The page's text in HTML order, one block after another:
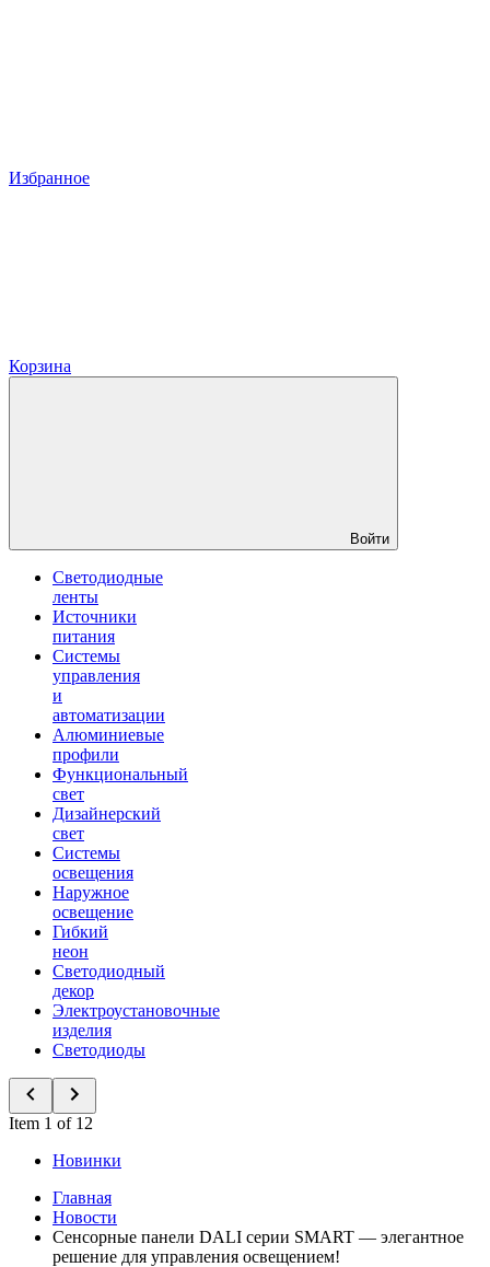
Избранное
Корзина
Войти
Светодиодные
ленты
Источники
питания
Системы
управления
и
автоматизации
Алюминиевые
профили
Функциональный
свет
Дизайнерский
свет
Системы
освещения
Наружное
освещение
Гибкий
неон
Светодиодный
декор
Электроустановочные
изделия
Светодиоды
Item 1 of 12
Новинки
Главная
Новости
Сенсорные панели DALI серии SMART — элегантное
решение для управления освещением!